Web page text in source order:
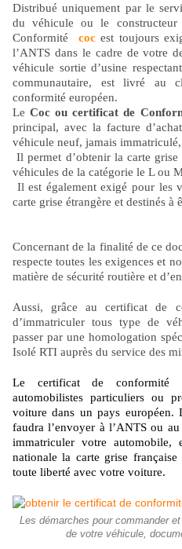
Distribué uniquement par le
du véhicule ou le constructeur
Conformité
cocest toujours
l’ANTS dans le cadre de votre
véhicule sortie d’usine
communautaire, est livré au
conformité européen.
LeCoc ou certificat de
principal, avec la facture
véhicule neuf, jamais
Il permet d’obtenir la carte
véhicules de la catégorie le L ou
Il est également exigé pour les
carte grise étrangère et destinés à
Concernant de la finalité de ce
respecte toutes les exigences et
matière de sécurité routière et
Aussi, grâce au certificat de
d’immatriculer tous type de
passer par une homologation
Isolé RTI auprès du service des
Le certificat de conformité
automobilistes particuliers ou
voiture dans un pays
faudra l’envoyer à l’ANTS ou
immatriculer votre automobile,
nationale la carte grise
toute liberté avec votre voiture.
Les démarches pour commander
de votre véhicule,